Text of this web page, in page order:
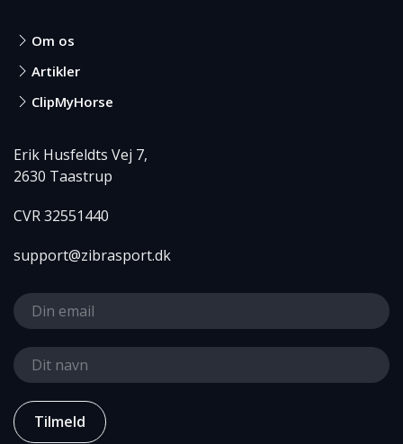
Om os
Artikler
ClipMyHorse
Erik Husfeldts Vej 7,
2630 Taastrup
CVR 32551440
support@zibrasport.dk
Tilmeld